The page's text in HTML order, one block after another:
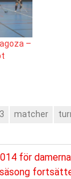
Blue
–
matcher
för damerna
säsong